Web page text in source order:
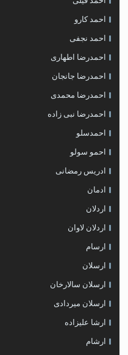
احمد کارو
احمد نجفی
احمدرضا اطهاری
احمدرضا جانجان
احمدرضا محمدی
احمدرضا نبی زاده
احمدسلو
احمو سولو
ادریس رمضانی
ادمان
اردلان
اردلان لاوان
ارسام
ارسلان
ارسلان سالارخان
ارسلان میردادی
ارشا علیزاده
ارشام